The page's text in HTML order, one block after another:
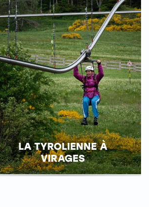
LA TYROLIENNE À
VIRAGES